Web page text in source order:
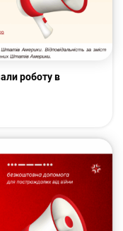
роботу в